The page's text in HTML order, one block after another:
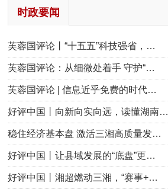
时政要闻
芙蓉国评论丨“十五五”科技强省，…
芙蓉国评论：从细微处着手 守护“…
芙蓉国评论 | 信息近乎免费的时代…
好评中国丨向新向实向远，读懂湖南…
稳住经济基本盘 激活三湘高质量发…
好评中国丨让县域发展的“底盘”更…
好评中国丨湘超燃动三湘，“赛事+…